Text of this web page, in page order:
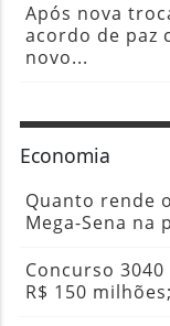
Após nova
acordo de paz
novo...
Economia
Quanto rende
Mega-Sena na
Concurso
R$ 150